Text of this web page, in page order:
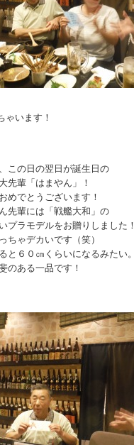
ゃいます！
この日の翌日が誕生日の
先輩「はまやん」！
めでとうございます！
先輩には「戦艦大和」の
プラモデルをお贈りしました！
ちゃデカいです（笑）
と６０㎝くらいになるみたい。
のある一品です！